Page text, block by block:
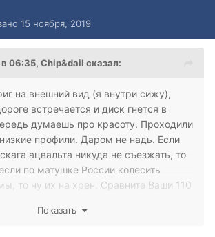
15 ноября, 2019
в 06:35, Chip&dail сказал:
на внешний вид (я внутри сижу),
встречается и диск гнется в
думаешь про красоту. Проходили
профили. Даром не надь. Если
ацвальта никуда не съезжать, то
по матушке России колесить
то ну их на хрен. Сравните Ваши 110
Показать